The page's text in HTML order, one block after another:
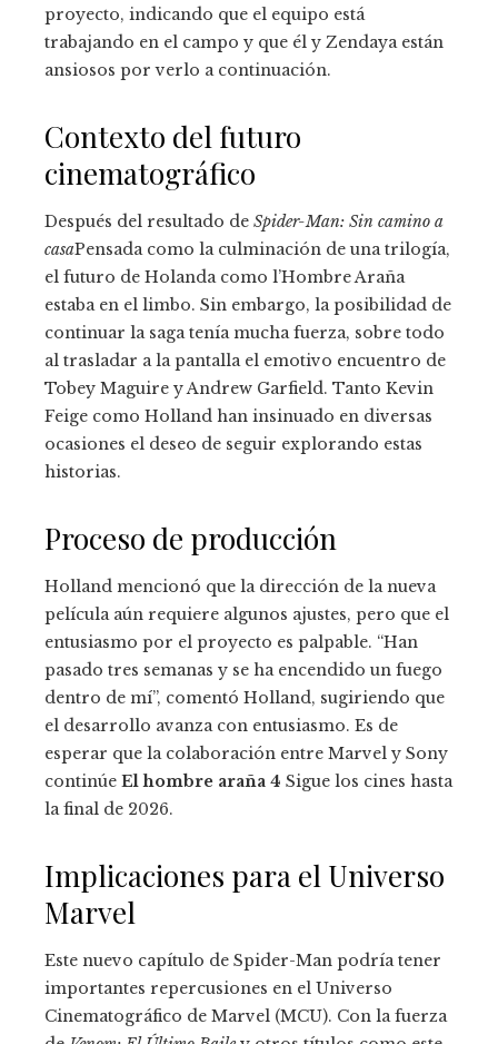
proyecto, indicando que el equipo está
trabajando en el campo y que él y Zendaya están
ansiosos por verlo a continuación.
Contexto del futuro
cinematográfico
Después del resultado de Spider-Man: Sin camino a
casaPensada como la culminación de una trilogía,
el futuro de Holanda como l’Hombre Araña
estaba en el limbo. Sin embargo, la posibilidad de
continuar la saga tenía mucha fuerza, sobre todo
al trasladar a la pantalla el emotivo encuentro de
Tobey Maguire y Andrew Garfield. Tanto Kevin
Feige como Holland han insinuado en diversas
ocasiones el deseo de seguir explorando estas
historias.
Proceso de producción
Holland mencionó que la dirección de la nueva
película aún requiere algunos ajustes, pero que el
entusiasmo por el proyecto es palpable. “Han
pasado tres semanas y se ha encendido un fuego
dentro de mí”, comentó Holland, sugiriendo que
el desarrollo avanza con entusiasmo. Es de
esperar que la colaboración entre Marvel y Sony
continúe El hombre araña 4 Sigue los cines hasta
la final de 2026.
Implicaciones para el Universo
Marvel
Este nuevo capítulo de Spider-Man podría tener
importantes repercusiones en el Universo
Cinematográfico de Marvel (MCU). Con la fuerza